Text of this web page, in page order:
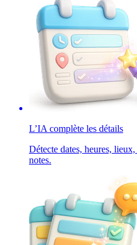
L’IA complète les détails
Détecte dates, heures,
notes.